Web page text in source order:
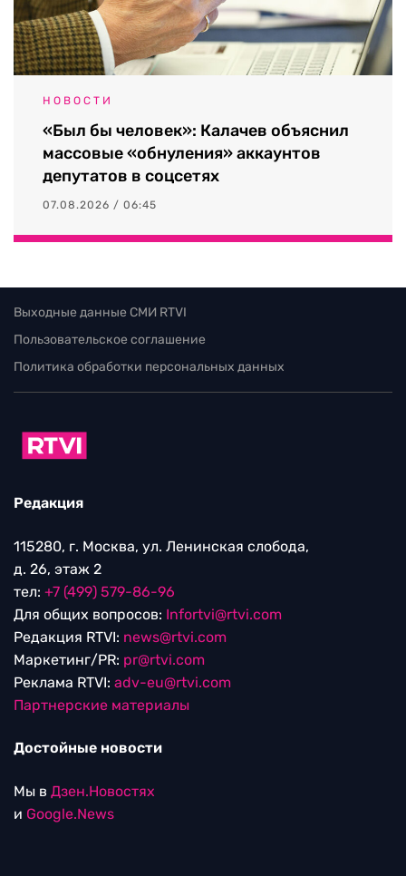
НОВОСТИ
«Был бы человек»: Калачев объяснил
массовые «обнуления» аккаунтов
депутатов в соцсетях
07.08.2026 / 06:45
Выходные данные СМИ RTVI
Пользовательское соглашение
Политика обработки персональных данных
Редакция
115280, г. Москва, ул. Ленинская слобода,
д. 26, этаж 2
тел: +7 (499) 579-86-96
Для общих вопросов: Infortvi@rtvi.com
Редакция RTVI: news@rtvi.com
Маркетинг/PR: pr@rtvi.com
Реклама RTVI: adv-eu@rtvi.com
Партнерские материалы
Достойные новости
Мы в Дзен.Новостях
и Google.News